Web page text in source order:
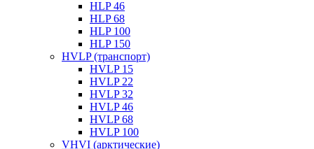
HLP 46
HLP 68
HLP 100
HLP 150
HVLP (транспорт)
HVLP 15
HVLP 22
HVLP 32
HVLP 46
HVLP 68
HVLP 100
VHVI (арктические)